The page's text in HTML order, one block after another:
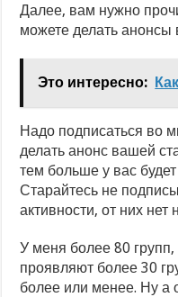
Далее, вам нужно
можете делать анонсы
Это интересно:
Надо подписаться во
делать анонс вашей
тем больше у вас будет
Старайтесь не
активности, от них нет
У меня более 80 групп,
проявляют более 30
более или менее. Ну а